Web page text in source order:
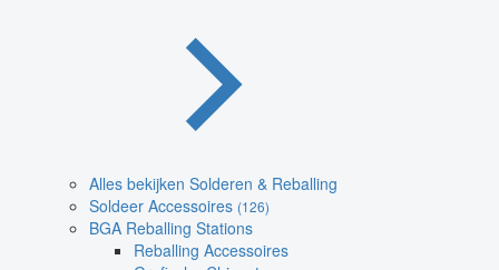
Alles bekijken Solderen & Reballing
Soldeer Accessoires (126)
BGA Reballing Stations
Reballing Accessoires